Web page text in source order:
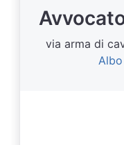
via arma di